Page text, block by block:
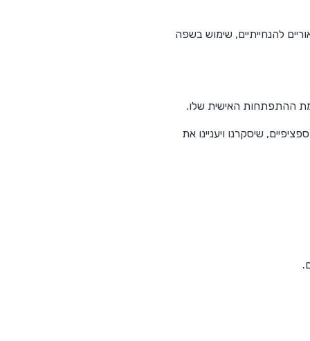
להנחייתיים, שימוש בשפה
ההתפתחות האישית שלו.
שיסקרנו ויעניינו את